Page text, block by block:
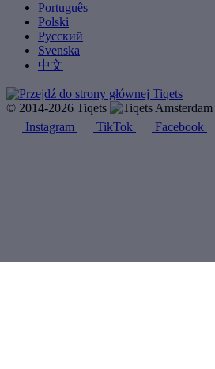
Português
Polski
Русский
Svenska
中文
© 2014-2026 Tiqets
Instagram
TikTok Facebook